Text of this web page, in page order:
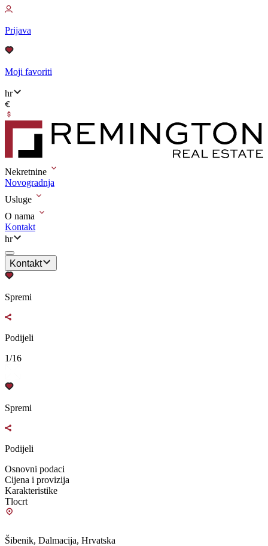
Prijava
Moji favoriti
hr
Nekretnine
Novogradnja
Usluge
O nama
Kontakt
hr
Kontakt
Spremi
Podijeli
1/16
Spremi
Podijeli
Osnovni podaci
Cijena i provizija
Karakteristike
Tlocrt
Šibenik, Dalmacija, Hrvatska